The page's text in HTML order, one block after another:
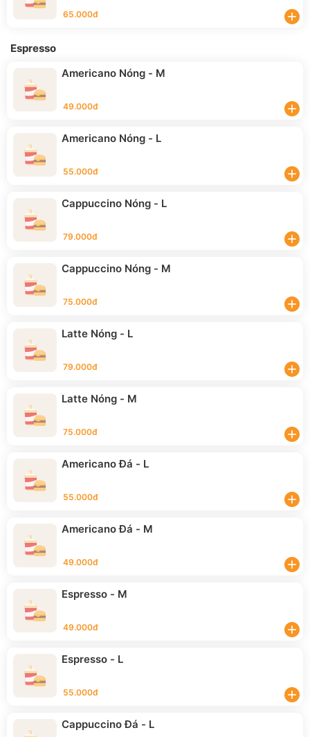
65.000đ add
Espresso
Americano Nóng - M
49.000đ add
Americano Nóng - L
55.000đ add
Cappuccino Nóng - L
79.000đ add
Cappuccino Nóng - M
75.000đ add
Latte Nóng - L
79.000đ add
Latte Nóng - M
75.000đ add
Americano Đá - L
55.000đ add
Americano Đá - M
49.000đ add
Espresso - M
49.000đ add
Espresso - L
55.000đ add
Cappuccino Đá - L